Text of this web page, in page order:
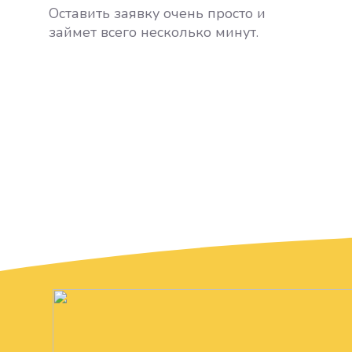
Оставить заявку очень просто и
займет всего несколько минут.